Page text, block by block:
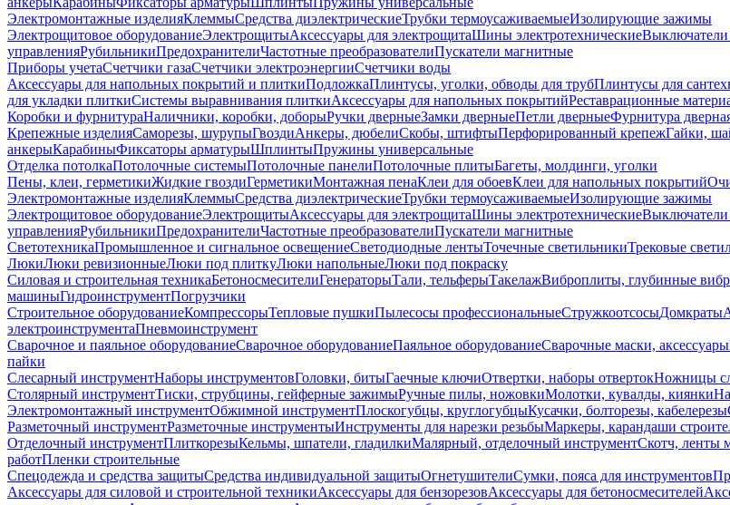
Электромонтажные изделияКлеммыСредства диэлектрическиеТрубки термоусаживаемыеИзолирующие зажимы
Электрощитовое оборудованиеЭлектрощитыАксессуары для электрощитаШины электротехническиеВыключатели
управленияРубильникиПредохранителиЧастотные преобразователиПускатели магнитные
Приборы учетаСчетчики газаСчетчики электроэнергииСчетчики воды
Аксессуары для напольных покрытий и плиткиПодложкаПлинтусы, уголки, обводы для трубПлинтусы для
для укладки плиткиСистемы выравнивания плиткиАксессуары для напольных покрытийРеставрационные
Коробки и фурнитураНаличники, коробки, доборыРучки дверныеЗамки дверныеПетли дверныеФурнитура
Крепежные изделияСаморезы, шурупыГвоздиАнкеры, дюбелиСкобы, штифтыПерфорированный крепежГайки,
анкерыКарабиныФиксаторы арматурыШплинтыПружины универсальные
Отделка потолкаПотолочные системыПотолочные панелиПотолочные плитыБагеты, молдинги, уголки
Пены, клеи, герметикиЖидкие гвоздиГерметикиМонтажная пенаКлеи для обоевКлеи для напольных покрытий
Электромонтажные изделияКлеммыСредства диэлектрическиеТрубки термоусаживаемыеИзолирующие зажимы
Электрощитовое оборудованиеЭлектрощитыАксессуары для электрощитаШины электротехническиеВыключатели
управленияРубильникиПредохранителиЧастотные преобразователиПускатели магнитные
СветотехникаПромышленное и сигнальное освещениеСветодиодные лентыТочечные светильникиТрековые
ЛюкиЛюки ревизионныеЛюки под плиткуЛюки напольныеЛюки под покраску
Силовая и строительная техникаБетоносмесителиГенераторыТали, тельферыТакелажВиброплиты, глубинные
машиныГидроинструментПогрузчики
Строительное оборудованиеКомпрессорыТепловые пушкиПылесосы профессиональныеСтружкоотсосыДомкраты
электроинструментаПневмоинструмент
Сварочное и паяльное оборудованиеСварочное оборудованиеПаяльное оборудованиеСварочные маски, аксессуары
пайки
Слесарный инструментНаборы инструментовГоловки, битыГаечные ключиОтвертки, наборы отвертокНожницы
Столярный инструментТиски, струбцины, гейферные зажимыРучные пилы, ножовкиМолотки, кувалды, киянки
Электромонтажный инструментОбжимной инструментПлоскогубцы, круглогубцыКусачки, болторезы, кабелерезы
Разметочный инструментРазметочные инструментыИнструменты для нарезки резьбыМаркеры, карандаши
Отделочный инструментПлиткорезыКельмы, шпатели, гладилкиМалярный, отделочный инструментСкотч, ленты
работПленки строительные
Спецодежда и средства защитыСредства индивидуальной защитыОгнетушителиСумки, пояса для инструментов
Аксессуары для силовой и строительной техникиАксессуары для бензорезовАксессуары для бетоносмесителей